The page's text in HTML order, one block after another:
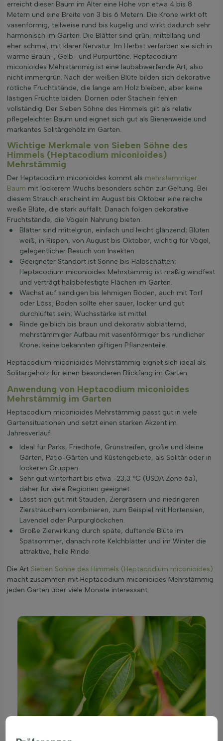
erreicht dieser Baum im Alter eine Höhe von etwa 4 bis 8
Metern und eine Breite von 3 bis 6 Metern. Die Krone wirkt oft
vasenförmig, teilweise rund bis kugelig und wirkt dadurch sehr
harmonisch im Garten. Die Blätter sind grün, mittellang und
eher schmal, mit klarer Nervatur. Im Herbst verfärben sie sich in
warme Braun-, Gelb- und Purpurtöne. Heptacodium
miconioides Mehrstämmig ist eine laubabwerfende Art, also
nicht immergrün. Nach der weißen Blüte bilden sich dekorative
rötliche Fruchtstände, die lange am Holz bleiben, aber keine
lästigen Früchte bilden. Dornen oder Stacheln fehlen
vollständig. Der Sieben Söhne des Himmels gilt als relativ
pflegeleichter Baum und eignet sich gut als Bienenweide und
markantes Solitärgehölz im Garten.
Wichtige Merkmale von Sieben Söhne des
Himmels (Heptacodium miconioides)
Mehrstämmig
Der Heptacodium miconioides kommt als mehrstämmiger
Baum mit lockerem Wuchs besonders schön zur Geltung. Bei
diesem Strauch erscheint im August bis Oktober eine reiche
weiße Blüte, die stark auffällt. Danach folgen dekorative
Fruchtstände, die Vögeln Nahrung bieten.
Blätter sind mittelgrün, einfach und leicht glänzend; Blüten
weiß, in Rispen, von August bis Oktober, wichtig für Vögel,
gelegentlicher Besuch von Insekten.
Geeigneter Standort ist Sonne bis Halbschatten;
Heptacodium miconioides Mehrstämmig ist mäßig windfest
und verträgt halbbefestigte Flächen im Garten.
Wächst auf sandigen bis lehmigen Böden, auch mit Torf
oder Löss; Boden sollte eher sauer, locker und gut
durchlüftet sein; Wuchsstärke ist mittel.
Rinde gelblich bis braun und dekorativ abblätternd;
mehrstämmiger Aufbau mit vasenförmiger bis rundlicher
Krone; keine bekannten giftigen Pflanzenteile.
Heptacodium miconioides Mehrstämmig eignet sich ideal als
Solitärgehölz für einen besonderen Blickfang im Garten.
Anwendung von Heptacodium miconioides
Mehrstämmig im Garten
Heptacodium miconioides Mehrstämmig passt gut in viele
Gartensituationen und setzt einen starken Akzent im
Jahresverlauf.
Ideal für Parks, Friedhöfe, Grünstreifen, große und kleine
Gärten, Patio-Gärten und Küstengebiete, als Solitär oder in
lockeren Gruppen.
Sehr gut winterhart bis etwa -23,3 °C (USDA Zone 6a),
daher für viele Regionen geeignet.
Lässt sich gut mit Stauden, Ziergräsern und niedrigeren
Ziersträuchern kombinieren, zum Beispiel mit Hortensien,
Lavendel oder Purpurglöckchen.
Große Zierwirkung durch späte, duftende Blüte im
Spätsommer, danach rote Kelchblätter und im Winter die
attraktive, helle Rinde.
Die Art Sieben Söhne des Himmels (Heptacodium miconioides)
macht zusammen mit Heptacodium miconioides Mehrstämmig
jeden Garten über viele Monate interessant.